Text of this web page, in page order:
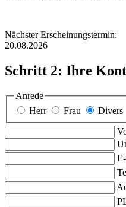
Nächster Erscheinungstermin:
20.08.2026
Schritt 2: Ihre
Anrede
Herr
Frau Divers